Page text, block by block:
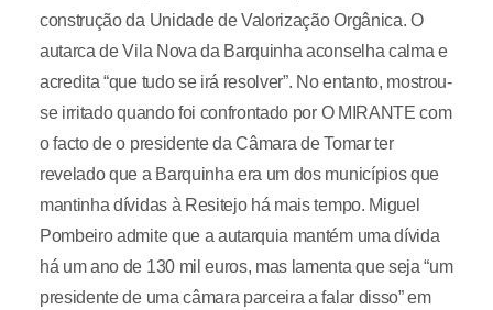
construção da Unidade de Valorização Orgânica. O
autarca de Vila Nova da Barquinha aconselha calma e
acredita “que tudo se irá resolver”. No entanto, mostrou-
se irritado quando foi confrontado por O MIRANTE com
o facto de o presidente da Câmara de Tomar ter
revelado que a Barquinha era um dos municípios que
mantinha dívidas à Resitejo há mais tempo. Miguel
Pombeiro admite que a autarquia mantém uma dívida
há um ano de 130 mil euros, mas lamenta que seja “um
presidente de uma câmara parceira a falar disso” em